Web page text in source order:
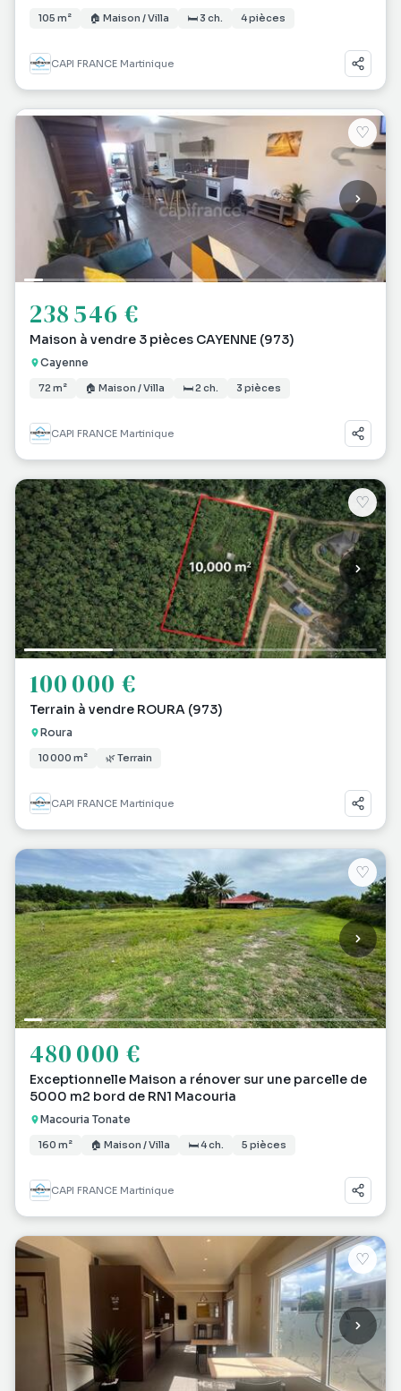
105 m² 🏠 Maison / Villa 🛏 3 ch. 4 pièces
CAPI FRANCE Martinique
♡
238 546 €
Maison à vendre 3 pièces CAYENNE (973)
Cayenne
72 m² 🏠 Maison / Villa 🛏 2 ch. 3 pièces
CAPI FRANCE Martinique
♡
100 000 €
Terrain à vendre ROURA (973)
Roura
10 000 m² 🌿 Terrain
CAPI FRANCE Martinique
♡
480 000 €
Exceptionnelle Maison a rénover sur une parcelle de
5000 m2 bord de RN1 Macouria
Macouria Tonate
160 m² 🏠 Maison / Villa 🛏 4 ch. 5 pièces
CAPI FRANCE Martinique
♡